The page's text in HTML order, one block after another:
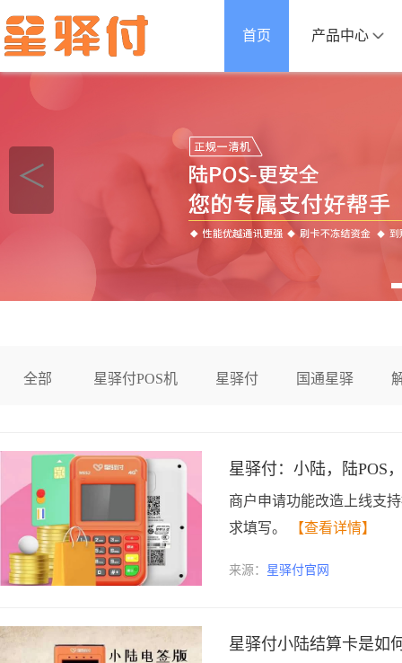
首页 产品中心
＜
全部 星驿付POS机 星驿付 国通星驿
星驿付：小陆，陆POS
商户申请功能改造上线支
求填写。
【查看详情】
来源： 星驿付官网
星驿付小陆结算卡是如